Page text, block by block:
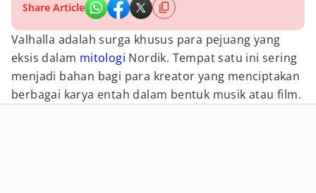
Share Article
Valhalla adalah surga khusus para pejuang yang
eksis dalam mitologi Nordik. Tempat satu ini sering
menjadi bahan bagi para kreator yang menciptakan
berbagai karya entah dalam bentuk musik atau film.